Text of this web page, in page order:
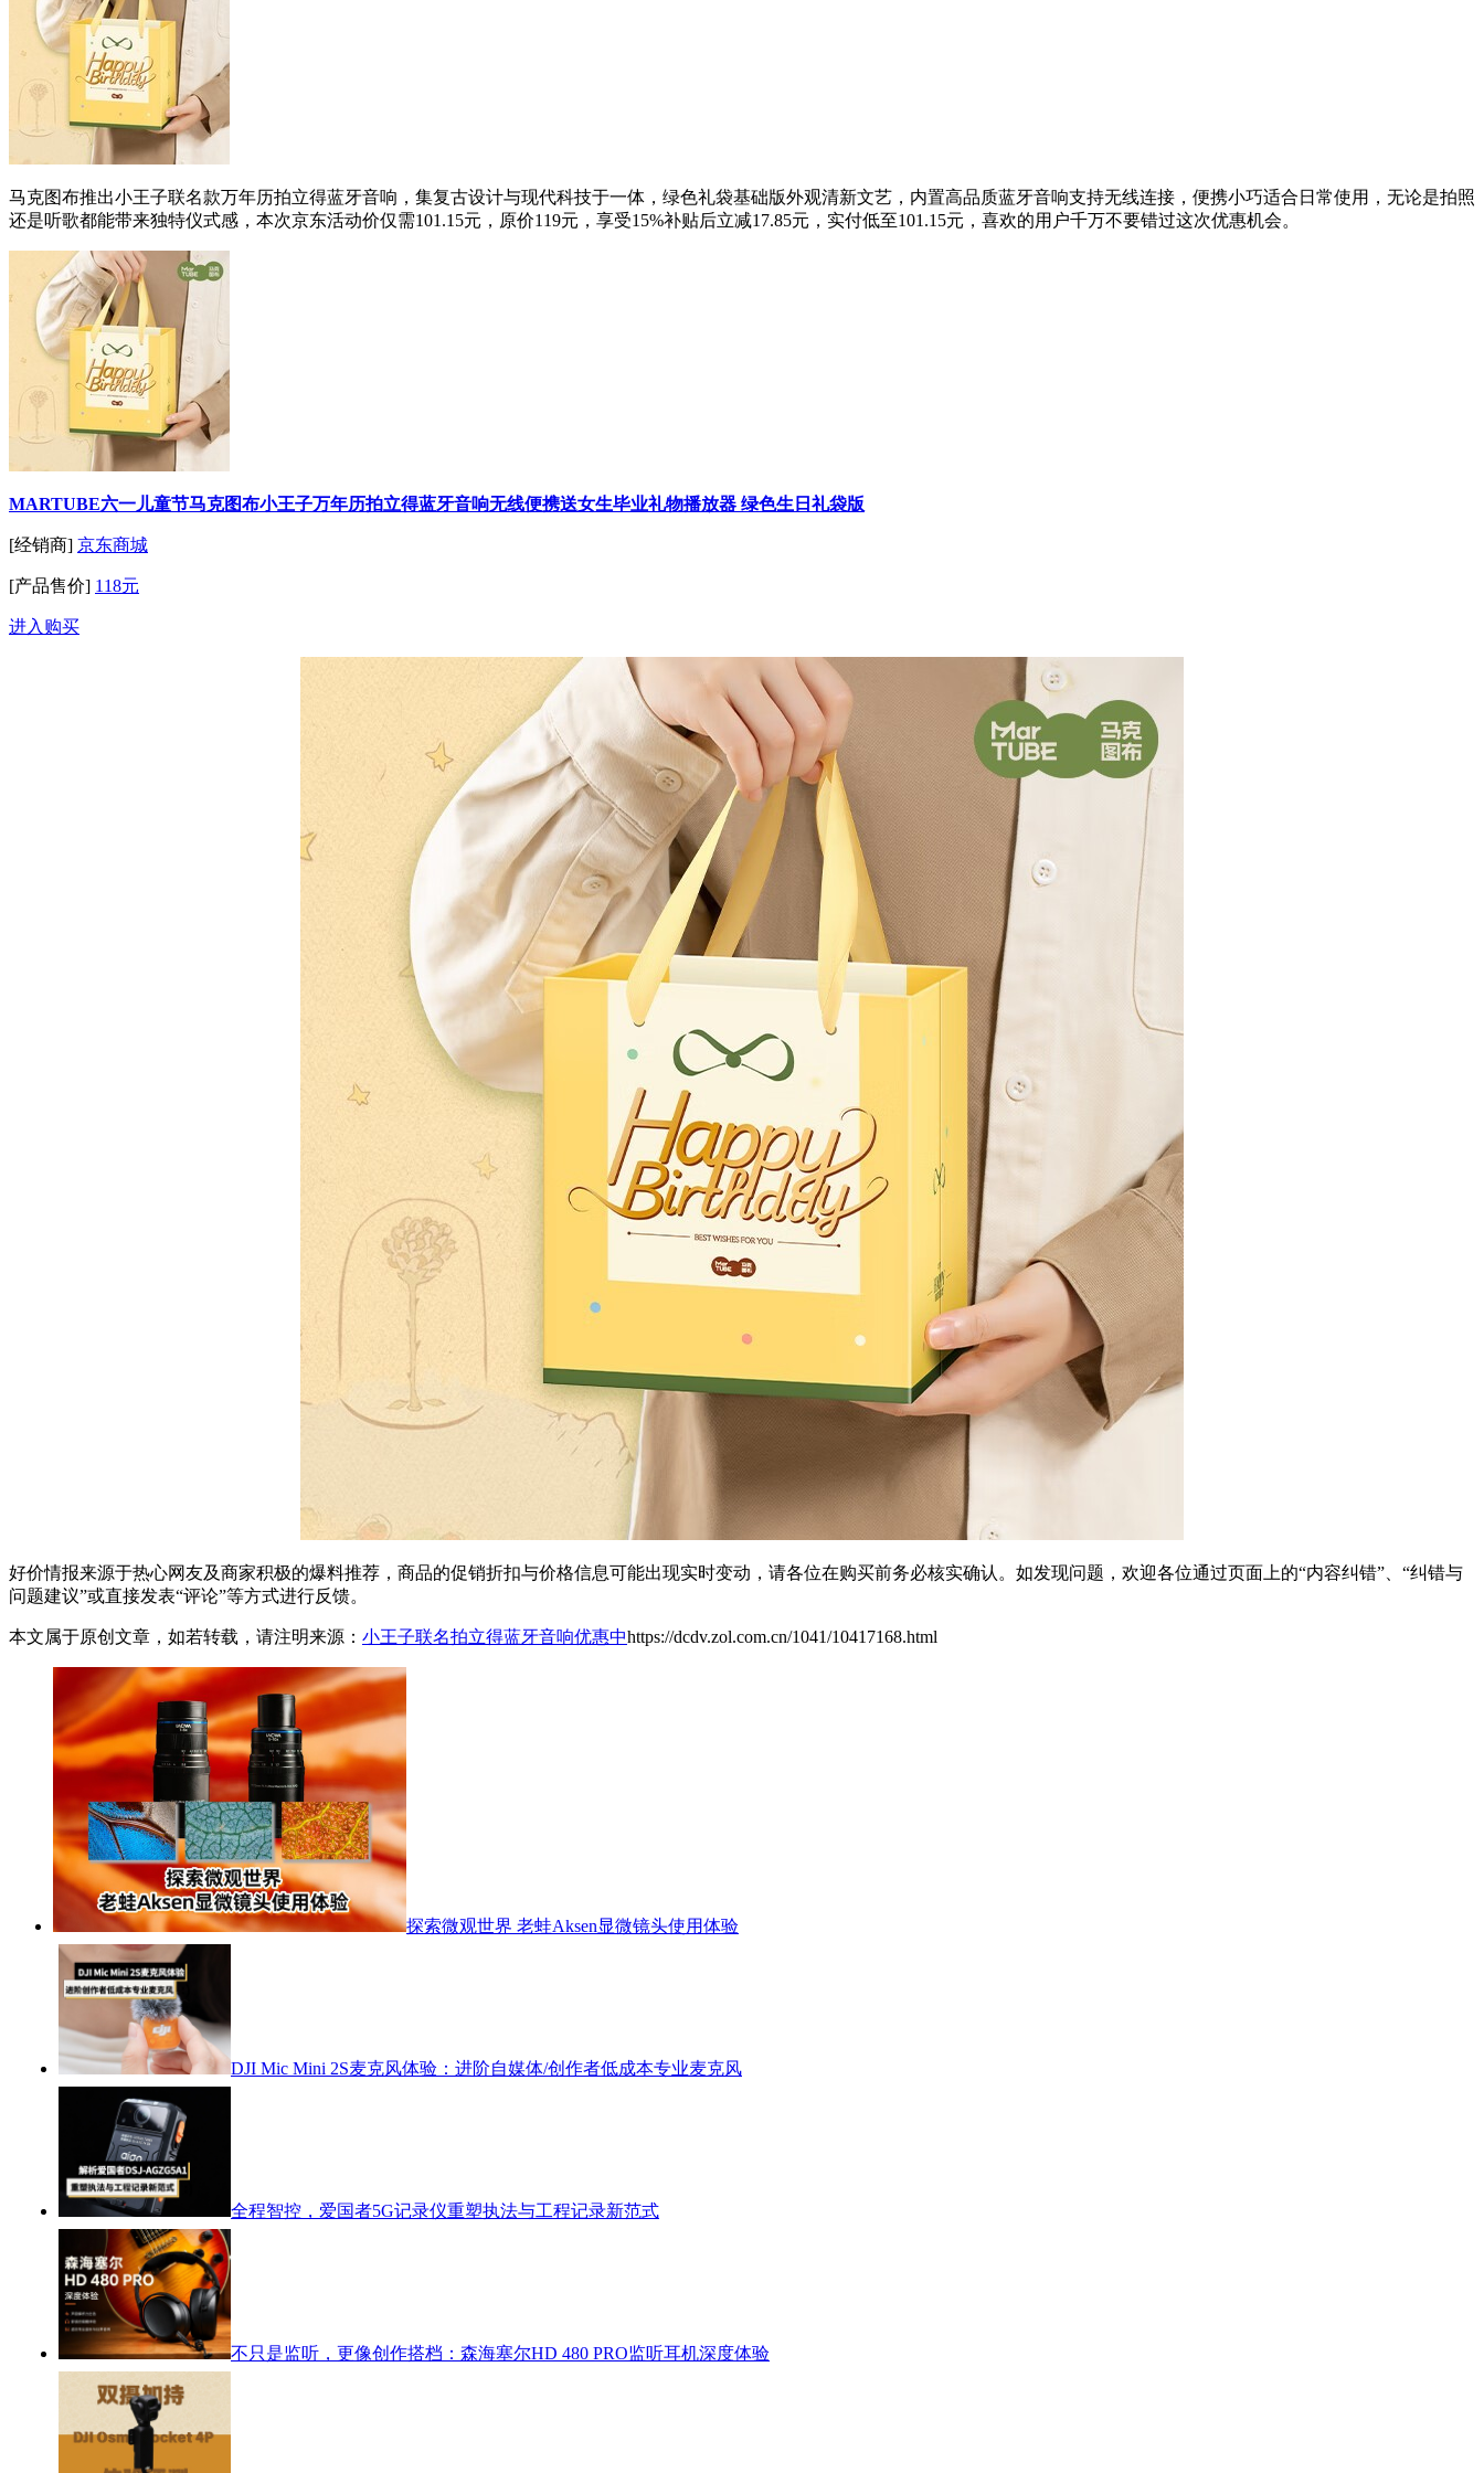
马克图布推出小王子联名款万年历拍立得蓝牙音响，集复古设计与现代科技于一体，绿色礼袋基础版外观清新文艺，内置高品质蓝牙音响支持无线连接，便携小巧适合日常使用，无论是拍照
还是听歌都能带来独特仪式感，本次京东活动价仅需101.15元，原价119元，享受15%补贴后立减17.85元，实付低至101.15元，喜欢的用户千万不要错过这次优惠机会。
MARTUBE六一儿童节马克图布小王子万年历拍立得蓝牙音响无线便携送女生毕业礼物播放器 绿色生日礼袋版
[经销商] 京东商城
[产品售价] 118元
进入购买
好价情报来源于热心网友及商家积极的爆料推荐，商品的促销折扣与价格信息可能出现实时变动，请各位在购买前务必核实确认。如发现问题，欢迎各位通过页面上的“内容纠错”、“纠错与
问题建议”或直接发表“评论”等方式进行反馈。
本文属于原创文章，如若转载，请注明来源： 小王子联名拍立得蓝牙音响优惠中https://dcdv.zol.com.cn/1041/10417168.html
探索微观世界 老蛙Aksen显微镜头使用体验
DJI Mic Mini 2S麦克风体验：进阶自媒体/创作者低成本专业麦克风
全程智控，爱国者5G记录仪重塑执法与工程记录新范式
不只是监听，更像创作搭档：森海塞尔HD 480 PRO监听耳机深度体验